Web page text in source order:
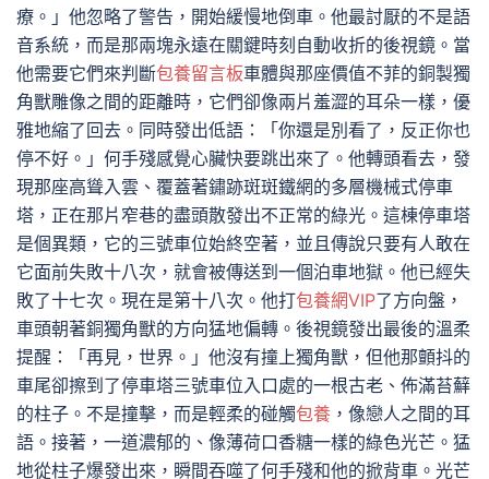
療。」他忽略了警告，開始緩慢地倒車。他最討厭的不是語
音系統，而是那兩塊永遠在關鍵時刻自動收折的後視鏡。當
他需要它們來判斷包養留言板車體與那座價值不菲的銅製獨
角獸雕像之間的距離時，它們卻像兩片羞澀的耳朵一樣，優
雅地縮了回去。同時發出低語：「你還是別看了，反正你也
停不好。」何手殘感覺心臟快要跳出來了。他轉頭看去，發
現那座高聳入雲、覆蓋著鏽跡斑斑鐵網的多層機械式停車
塔，正在那片窄巷的盡頭散發出不正常的綠光。這棟停車塔
是個異類，它的三號車位始終空著，並且傳說只要有人敢在
它面前失敗十八次，就會被傳送到一個泊車地獄。他已經失
敗了十七次。現在是第十八次。他打包養網VIP了方向盤，
車頭朝著銅獨角獸的方向猛地偏轉。後視鏡發出最後的溫柔
提醒：「再見，世界。」他沒有撞上獨角獸，但他那顫抖的
車尾卻擦到了停車塔三號車位入口處的一根古老、佈滿苔蘚
的柱子。不是撞擊，而是輕柔的碰觸包養 ，像戀人之間的耳
語。接著，一道濃郁的、像薄荷口香糖一樣的綠色光芒。猛
地從柱子爆發出來，瞬間吞噬了何手殘和他的掀背車。光芒